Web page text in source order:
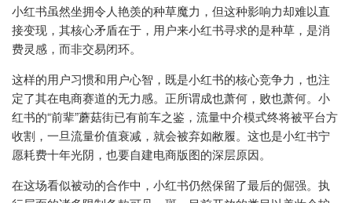
小红书虽然坐拥令人艳羡的种草魔力，但这种影响力却难以直
接变现，其核心矛盾在于，用户来小红书寻求的是种草，是消
费灵感，而非交易闭环。
这样的用户习惯和用户心智，既是小红书的核心竞争力，也注
定了其在电商赛道的无力感。正所谓成也萧何，败也萧何。小
红书的“前辈”蘑菇街已有前车之鉴，流量中介模式终将被平台方
收割，一旦流量价值衰减，就会被弃如敝履。这也是小红书宁
愿耗费十年光阴，也要自建电商版图的深层原因。
在这场看似被动的合作中，小红书仍然保留了最后的倔强。执